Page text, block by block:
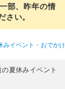
部、昨年の情
い。
みイベント・おでか
夏休みイベント